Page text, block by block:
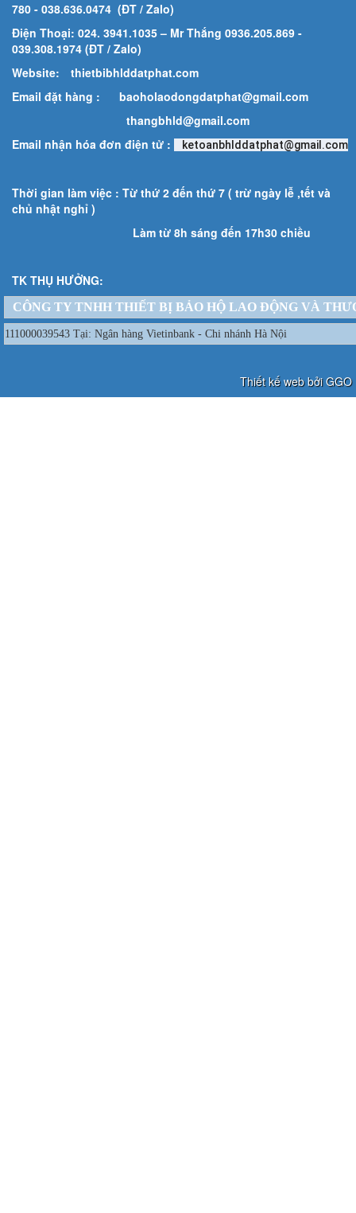
780 - 038.636.0474 (ĐT / Zalo)
Điện Thoại: 024. 3941.1035 – Mr Thắng 0936.205.869 -
039.308.1974 (ĐT / Zalo)
Website:
thietbibhlddatphat.com
Email đặt hàng : baoholaodongdatphat@gmail.com
thangbhld@gmail.com
Email nhận hóa đơn điện tử :
ketoanbhlddatphat@gmail.com
Thời gian làm việc : Từ thứ 2 đến thứ 7 ( trừ ngày lễ ,tết và
chủ nhật nghỉ )
Làm từ 8h sáng đến 17h30 chiều
TK THỤ HƯỞNG:
CÔNG TY TNHH THIẾT BỊ BẢO HỘ LAO ĐỘNG VÀ
111000039543 Tại: Ngân hàng Vietinbank - Chi nhánh Hà Nội
Thiết kế web bởi GGO